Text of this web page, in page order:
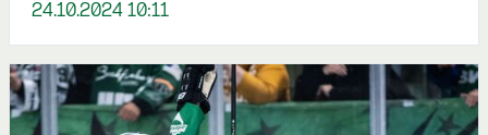
24.10.2024 10:11